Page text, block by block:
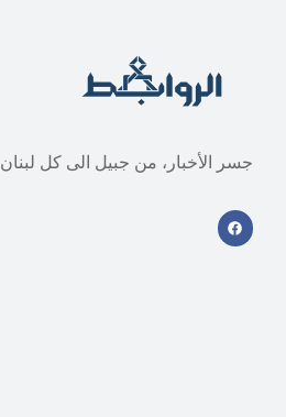
جسر الأخبار، من جبيل الى كل لبنان